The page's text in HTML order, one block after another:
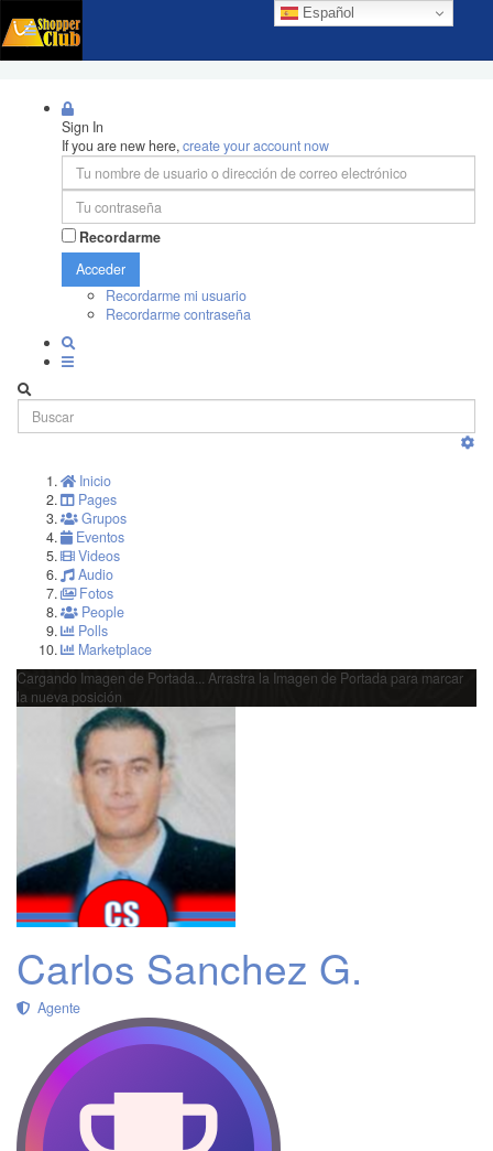
Español
Sign In
If you are new here,create your account now
Recordarme
Acceder
Recordarme mi usuario
Recordarme contraseña
Inicio
Pages
Grupos
Eventos
Videos
Audio
Fotos
People
Polls
Marketplace
Cargando Imagen de Portada...
Arrastra la Imagen de Portada para marcar
la nueva posición
Carlos Sanchez G.
Agente